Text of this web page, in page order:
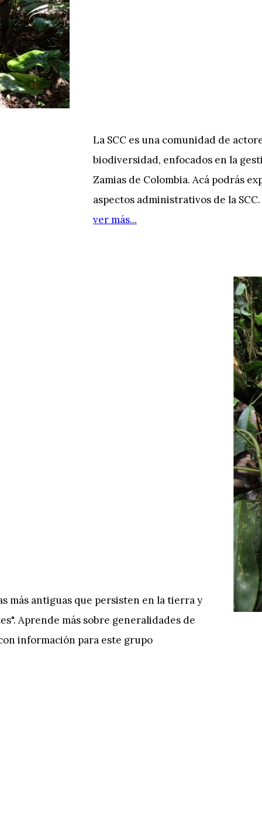
La SCC es una comunidad de
biodiversidad, enfocados en la
Zamias de Colombia. Acá podrás
aspectos administrativos de la SCC.
ver más...
más antiguas que persisten en la tierra y
Aprende más sobre generalidades de
información para este grupo